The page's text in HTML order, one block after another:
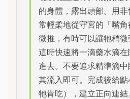
的身體，露出頭部。用
常輕柔地從守宮的「嘴
微推，有時可以讓牠稍微
這時快速將一滴藥水滴
進去。不要追求精準滴
其流入即可。完成後給
牠肯吃），建立正向連結